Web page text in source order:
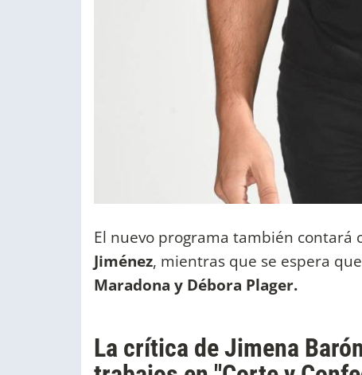
El nuevo programa también contará
Jiménez, mientras que se espera
Maradona y Débora Plager.
La crítica de Jimena